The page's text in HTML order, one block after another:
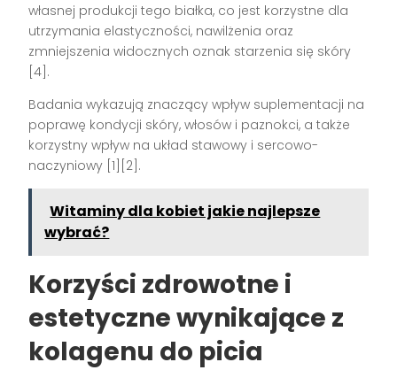
własnej produkcji tego białka, co jest korzystne dla
utrzymania elastyczności, nawilżenia oraz
zmniejszenia widocznych oznak starzenia się skóry
[4].
Badania wykazują znaczący wpływ suplementacji na
poprawę kondycji skóry, włosów i paznokci, a także
korzystny wpływ na układ stawowy i sercowo-
naczyniowy [1][2].
Witaminy dla kobiet jakie najlepsze
wybrać?
Korzyści zdrowotne i
estetyczne wynikające z
kolagenu do picia